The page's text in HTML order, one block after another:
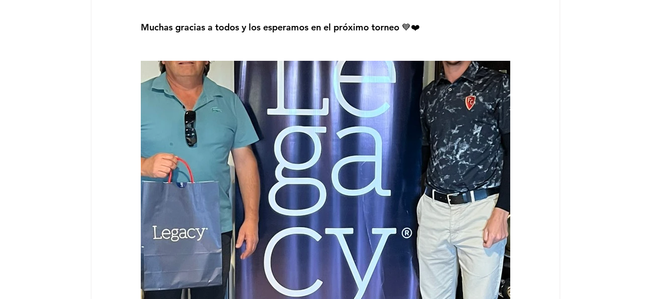
Muchas gracias a todos y los esperamos en el próximo torneo 💙❤️